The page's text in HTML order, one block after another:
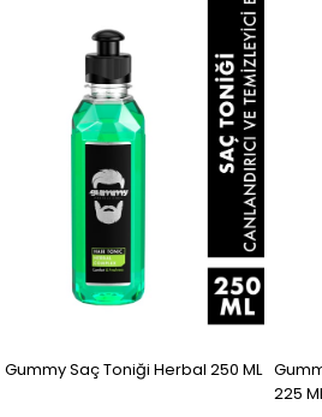
Gummy Saç Toniği Herbal 250 ML
225